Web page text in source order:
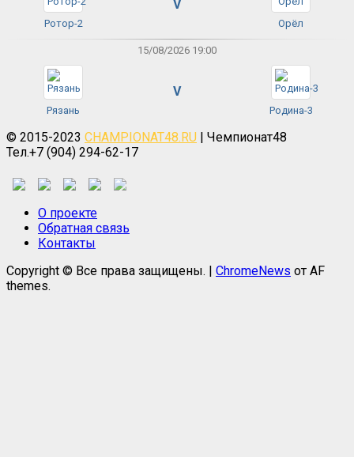
Ротор-2
V
Орёл
15/08/2026 19:00
Рязань
V
Родина-3
© 2015-2023 CHAMPIONAT48.RU | Чемпионат48
Тел.+7 (904) 294-62-17
О проекте
Обратная связь
Контакты
Copyright © Все права защищены.
ChromeNews от AF
themes.